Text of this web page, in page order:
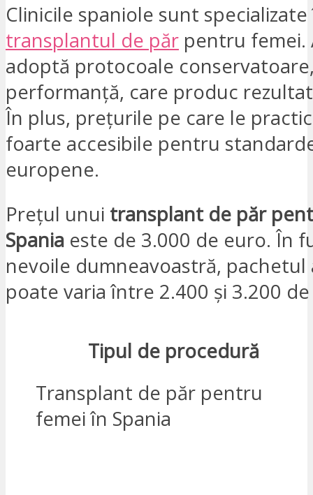
Clinicile spaniole sunt
transplantul de păr pentru femei.
adoptă protocoale
performanță, care produc
În plus, prețurile pe care le
foarte accesibile pentru
europene.
Prețul unui transplant de păr
Spania este de 3.000 de euro. În
nevoile dumneavoastră, pachetul
poate varia între 2.400 și 3.200
Tipul de procedură
Transplant de păr pentru
femei în Spania